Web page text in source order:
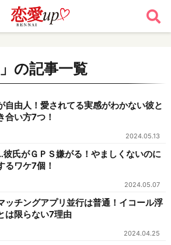
」の記事一覧
自由人！愛されてる実感がわかない彼と
合い方7つ！
2024.05.13
氏がＧＰＳ嫌がる！やましくないのに
るワケ7個！
2024.05.07
ッチングアプリ並行は普通！イコール浮
は限らない7理由
2024.04.25